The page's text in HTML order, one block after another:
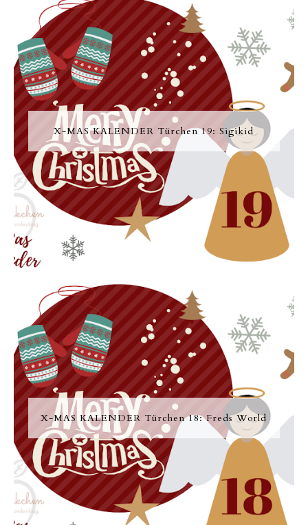
X-MAS KALENDER Türchen 19: Sigikid
X-MAS KALENDER Türchen 18: Freds World